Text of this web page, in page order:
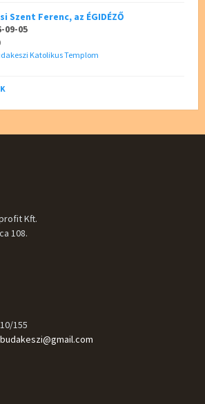
Szent Ferenc, az ÉGIDÉZŐ
09-05
Katolikus Templom
Kft.
108.
155